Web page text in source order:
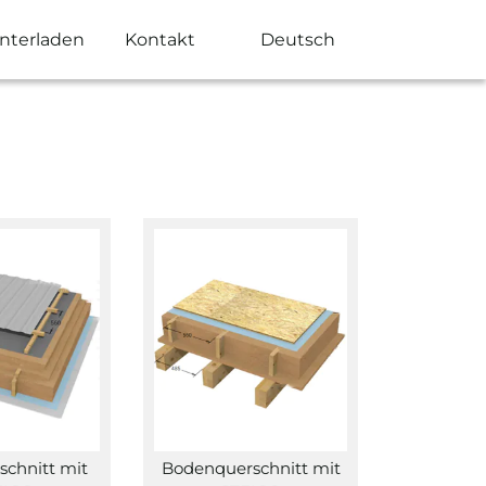
Kontakt Deutsch
mit
Bodenquerschnitt mit